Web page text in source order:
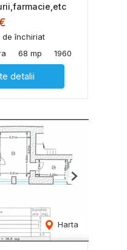
de închiriat
68 mp 1960
detalii
Harta
Next